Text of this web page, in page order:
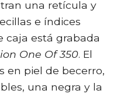
una retícula y
e índices
caja está grabada
One Of 350. El
en piel de becerro,
una negra y la